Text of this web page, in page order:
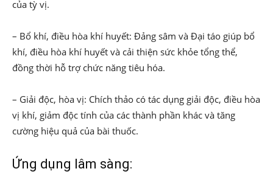
của tỳ vị.
– Bổ khí, điều hòa khí huyết: Đảng sâm và Đại táo giúp bổ
khí, điều hòa khí huyết và cải thiện sức khỏe tổng thể,
đồng thời hỗ trợ chức năng tiêu hóa.
– Giải độc, hòa vị: Chích thảo có tác dụng giải độc, điều hòa
vị khí, giảm độc tính của các thành phần khác và tăng
cường hiệu quả của bài thuốc.
Ứng dụng lâm sàng: